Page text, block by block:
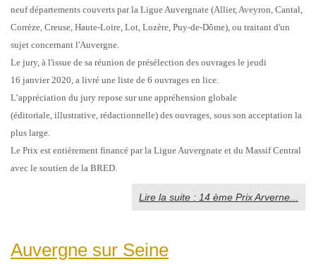
neuf départements couverts par la Ligue Auvergnate (Allier, Aveyron, Cantal,
Corrèze, Creuse, Haute-Loire, Lot, Lozère, Puy-de-Dôme), ou traitant d'un
sujet concernant l'Auvergne.
Le jury, à l'issue de sa réunion de présélection des ouvrages le jeudi
16 janvier 2020, a livré une liste de 6 ouvrages en lice.
L’appréciation du jury repose sur une appréhension globale
(éditoriale, illustrative, rédactionnelle) des ouvrages, sous son acceptation la
plus large.
Le Prix est entièrement financé par la Ligue Auvergnate et du Massif Central
avec le soutien de la BRED.
Lire la suite : 14 ème Prix Arverne...
Auvergne sur Seine